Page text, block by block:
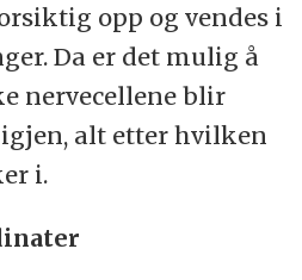
opp og vendes i
Da er det mulig å
nervecellene blir
alt etter hvilken
i.